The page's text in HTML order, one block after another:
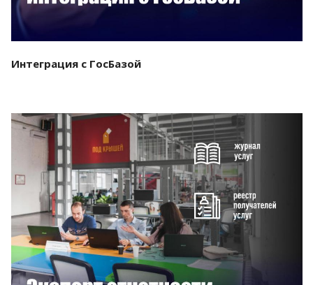
Интеграция с ГосБазой
Смотреть проект